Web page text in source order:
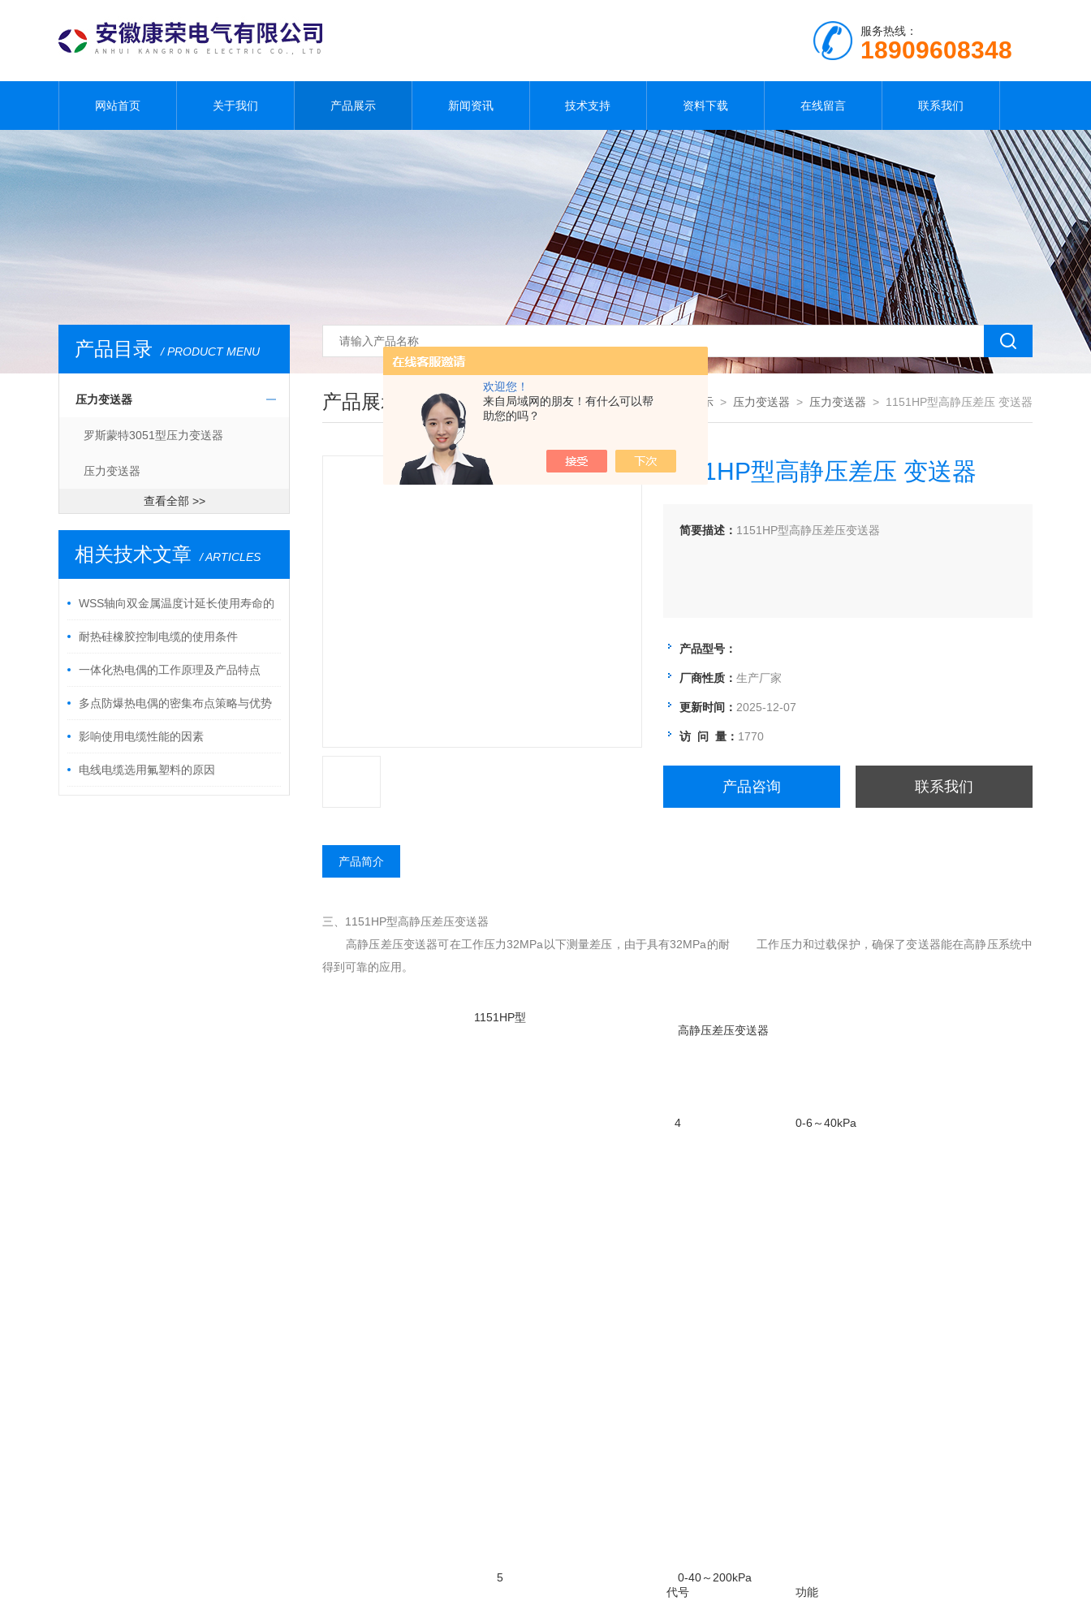
欢迎您！
来自局域网的朋友！有什么可以帮
助您的吗？
服务热线：
18909608348
网站首页 关于我们 产品展示 新闻资讯 技术支持 资料下载 在线留言 联系我们
产品目录 / PRODUCT MENU
压力变送器
罗斯蒙特3051型压力变送器
压力变送器
查看全部 >>
相关技术文章 / ARTICLES
WSS轴向双金属温度计延长使用寿命的
建议耐热硅橡胶控制电缆的使用条件
一体化热电偶的工作原理及产品特点
多点防爆热电偶的密集布点策略与优势
影响使用电缆性能的因素
电线电缆选用氟塑料的原因
产品展示 您现在的位置：首页> 产品展示 > 压力变送器 > 压力变送器 > 1151HP型高静压差压 变送器
1151HP型高静压差压 变送器
简要描述： 1151HP型高静压差压变送器
产品型号：
厂商性质： 生产厂家
更新时间： 2025-12-07
访 问 量： 1770
产品咨询 联系我们
产品简介
三、1151HP型高静压差压变送器
高静压差压变送器可在工作压力32MPa以下测量差压，由于具有32MPa的耐 工作压力和过载保护，确保了变送器能在高静压系统中
得到可靠的应用。
1151HP型
高静压差压变送器
4 0-6～40kPa
5
0-40～200kPa
代号
功能